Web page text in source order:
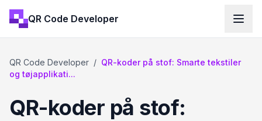
QR Code Developer
QR Code Developer / QR-koder på stof: Smarte tekstiler
og tøjapplikati...
QR-koder på stof: